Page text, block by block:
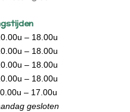
– 18.00u
– 18.00u
– 18.00u
– 18.00u
– 17.00u
gesloten